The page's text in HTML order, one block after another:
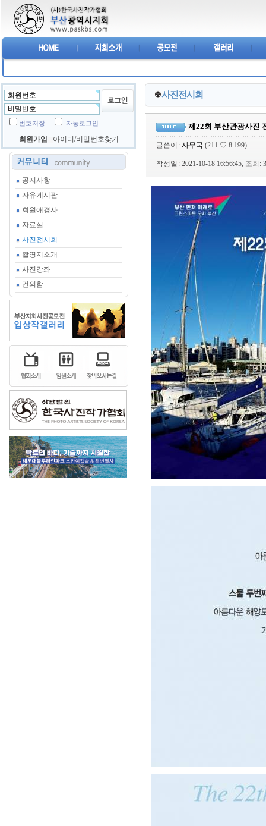
번호저장 자동로그인
회원가입 아이디/비밀번호찾기
공지사항
자유게시판
회원애경사
자료실
사진전시회
촬영지소개
사진강좌
건의함
사진전시회
제22회 부산관광사진
글쓴이 : 사무국 (211.♡.8.199)
작성일 : 2021-10-18 16:56:45, 조회 :